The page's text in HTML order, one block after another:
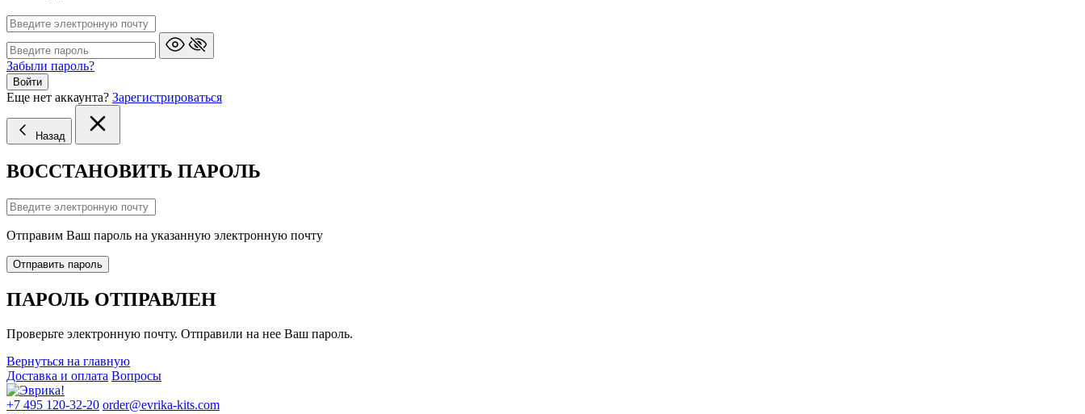
Забыли пароль?
Войти
Еще нет аккаунта? Зарегистрироваться
Назад
ВОССТАНОВИТЬ ПАРОЛЬ
Отправим Ваш пароль на указанную электронную почту
Отправить пароль
ПАРОЛЬ ОТПРАВЛЕН
Проверьте электронную почту. Отправили на нее Ваш пароль.
Вернуться на главную
Доставка и оплата Вопросы
+7 495 120-32-20 order@evrika-kits.com